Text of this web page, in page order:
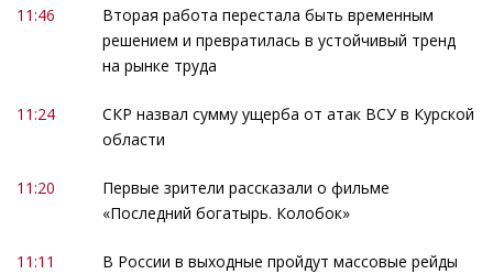
11:46
Вторая работа перестала быть временным
решением и превратилась в устойчивый тренд
на рынке труда
11:24
СКР назвал сумму ущерба от атак ВСУ в Курской
области
11:20
Первые зрители рассказали о фильме
«Последний богатырь. Колобок»
11:11
В России в выходные пройдут массовые рейды